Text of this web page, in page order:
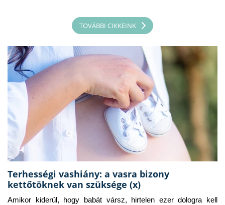
TOVÁBBI CIKKEINK
Terhességi vashiány: a vasra bizony
kettőtöknek van szüksége (x)
Amikor kiderül, hogy babát vársz, hirtelen ezer dologra kell